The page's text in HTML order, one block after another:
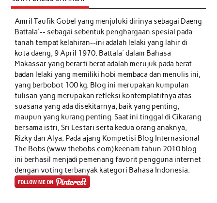
Amril Taufik Gobelyang menjuluki dirinya sebagai Daeng
Battala'-- sebagai sebentuk penghargaan spesial pada
tanah tempat kelahiran--ini adalah lelaki yang lahir di
kota daeng, 9 April 1970. Battala' dalam Bahasa
Makassar yang berarti berat adalah merujuk pada berat
badan lelaki yang memiliki hobi membaca dan menulis ini,
yang berbobot 100 kg. Blog ini merupakan kumpulan
tulisan yang merupakan refleksi kontemplatifnya atas
suasana yang ada disekitarnya, baik yang penting,
maupun yang kurang penting. Saat ini tinggal di Cikarang
bersama istri, Sri Lestari serta kedua orang anaknya,
Rizky dan Alya. Pada ajang Kompetisi Blog Internasional
The Bobs (www.thebobs.com) keenam tahun 2010 blog
ini berhasil menjadi pemenang favorit pengguna internet
dengan voting terbanyak kategori Bahasa Indonesia.